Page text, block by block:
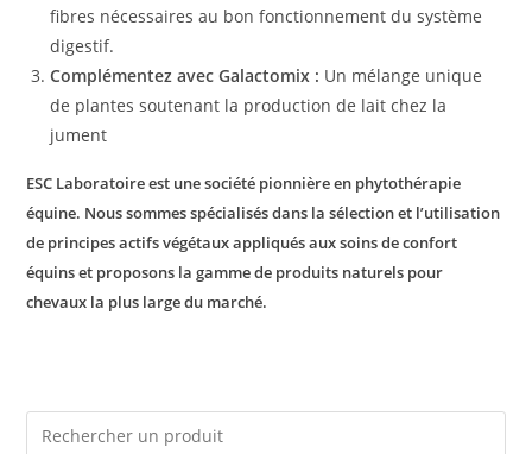
fibres nécessaires au bon fonctionnement du système
digestif.
Complémentez avec Galactomix : Un mélange unique
de plantes soutenant la production de lait chez la
jument
ESC Laboratoire est une société pionnière en phytothérapie
équine. Nous sommes spécialisés dans la sélection et l’utilisation
de principes actifs végétaux appliqués aux soins de confort
équins et proposons la gamme de produits naturels pour
chevaux la plus large du marché.